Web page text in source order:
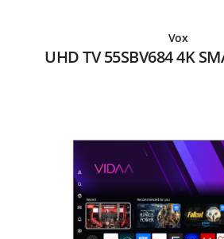
Vox
UHD TV 55SBV684 4K